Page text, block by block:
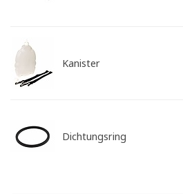
Kanister
Dichtungsring